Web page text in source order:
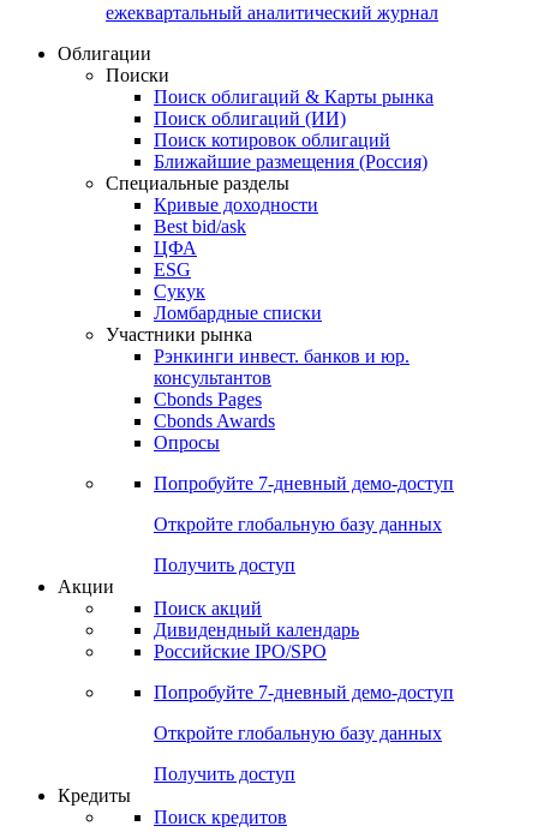
ежеквартальный аналитический журнал
Облигации
Поиски
Поиск облигаций & Карты рынка
Поиск облигаций (ИИ)
Поиск котировок облигаций
Ближайшие размещения (Россия)
Специальные разделы
Кривые доходности
Best bid/ask
ЦФА
ESG
Сукук
Ломбардные списки
Участники рынка
Рэнкинги инвест. банков и юр.
консультантов
Cbonds Pages
Cbonds Awards
Опросы
Попробуйте 7-дневный демо-доступ
Откройте глобальную базу данных
Получить доступ
Акции
Поиск акций
Дивидендный календарь
Российские IPO/SPO
Попробуйте 7-дневный демо-доступ
Откройте глобальную базу данных
Получить доступ
Кредиты
Поиск кредитов